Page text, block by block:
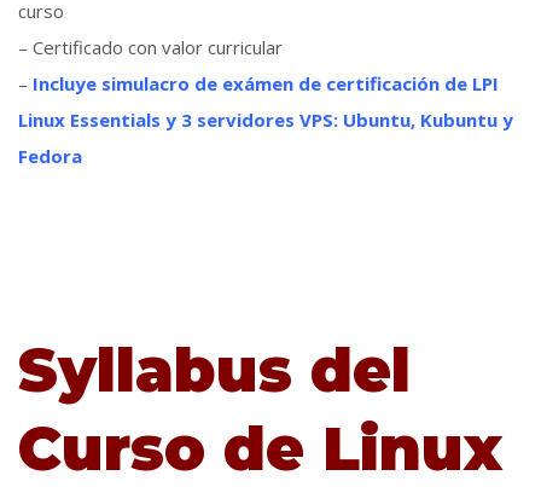
curso
– Certificado con valor curricular
– Incluye simulacro de exámen de certificación de LPI
Linux Essentials y 3 servidores VPS: Ubuntu, Kubuntu y
Fedora
Syllabus del
Curso de Linux